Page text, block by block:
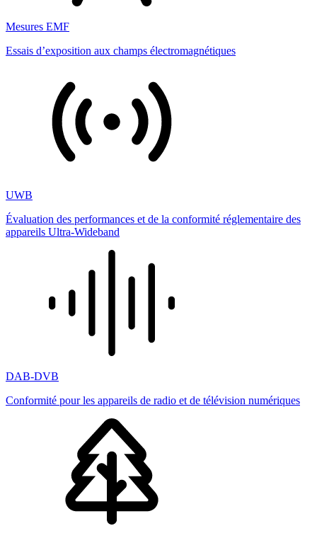
Mesures EMF
Essais d’exposition aux champs électromagnétiques
UWB
Évaluation des performances et de la conformité réglementaire des
appareils Ultra-Wideband
DAB-DVB
Conformité pour les appareils de radio et de télévision numériques